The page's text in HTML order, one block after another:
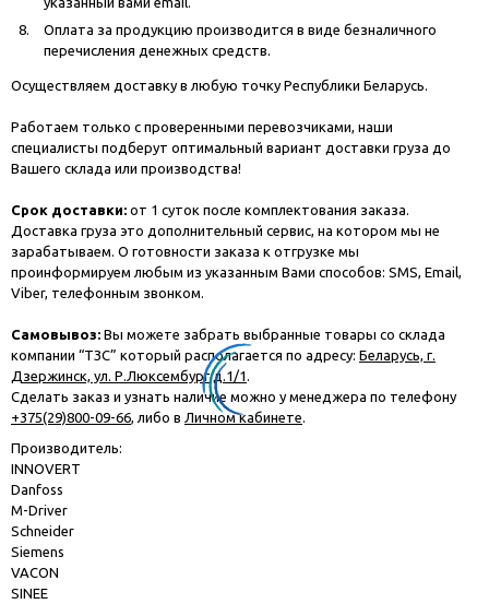
Оплата за продукцию производится в виде безналичного
перечисления денежных средств.
Осуществляем доставку в любую точку Республики Беларусь.
Работаем только с проверенными перевозчиками, наши
специалисты подберут оптимальный вариант доставки груза до
Вашего склада или производства!
Срок доставки: от 1 суток после комплектования заказа.
Доставка груза это дополнительный сервис, на котором мы не
зарабатываем. О готовности заказа к отгрузке мы
проинформируем любым из указанным Вами способов: SMS, Email,
Viber, телефонным звонком.
Самовывоз: Вы можете забрать выбранные товары со склада
компании “ТЗС” который располагается по адресу: Беларусь, г.
Дзержинск, ул. Р.Люксембург д.1/1 .
Сделать заказ и узнать наличие можно у менеджера по телефону
+375(29)800-09-66, либо в Личном кабинете.
Производитель:
INNOVERT
Danfoss
M-Driver
Schneider
Siemens
VACON
SINEE